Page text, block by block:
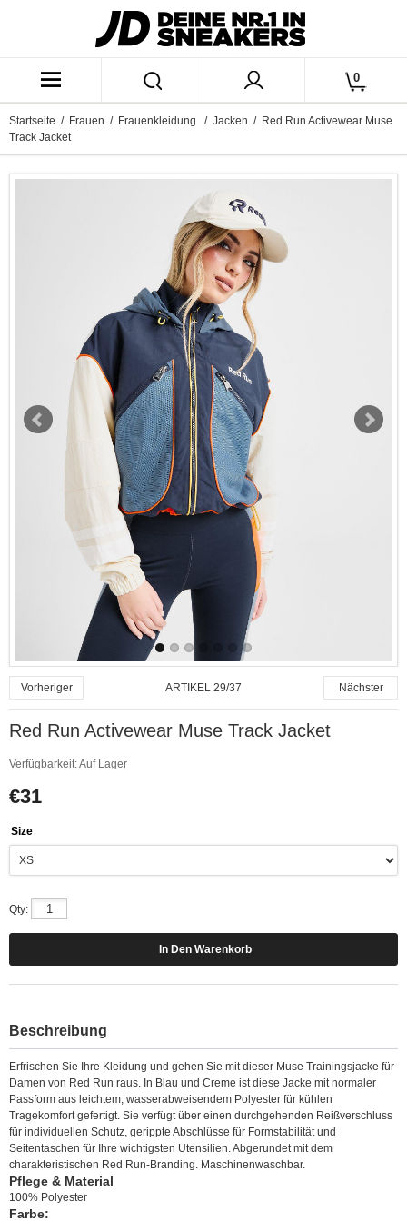
0
Startseite / Frauen / Frauenkleidung / Jacken / Red Run Activewear Muse
Track Jacket
Vorheriger ARTIKEL 29/37 Nächster
Red Run Activewear Muse Track Jacket
Verfügbarkeit:Auf Lager
€31
Size
Qty:
Beschreibung
Erfrischen Sie Ihre Kleidung und gehen Sie mit dieser Muse Trainingsjacke für
Damen von Red Run raus. In Blau und Creme ist diese Jacke mit normaler
Passform aus leichtem, wasserabweisendem Polyester für kühlen
Tragekomfort gefertigt. Sie verfügt über einen durchgehenden Reißverschluss
für individuellen Schutz, gerippte Abschlüsse für Formstabilität und
Seitentaschen für Ihre wichtigsten Utensilien. Abgerundet mit dem
charakteristischen Red Run-Branding. Maschinenwaschbar.
Pflege & Material
100% Polyester
Farbe: